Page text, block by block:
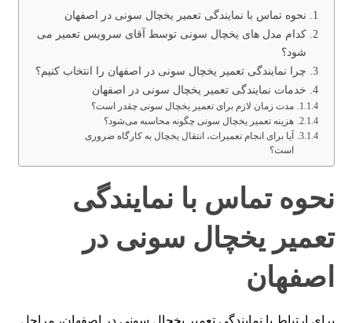
نحوه تماس با نمایندگی تعمیر یخچال سونی در اصفهان
کدام مدل های یخچال سونی توسط آقای سرویس تعمیر می
شود؟
چرا نمایندگی تعمیر یخچال سونی در اصفهان را انتخاب کنیم؟
خدمات نمایندگی تعمیر یخچال سونی در اصفهان
مدت‌ زمان لازم برای تعمیر یخچال سونی چقدر است؟
هزینه تعمیر یخچال سونی چگونه محاسبه می‌شود؟
آیا برای انجام تعمیرات، انتقال یخچال به کارگاه ضروری
است؟
نحوه تماس با نمایندگی
تعمیر یخچال سونی در
اصفهان